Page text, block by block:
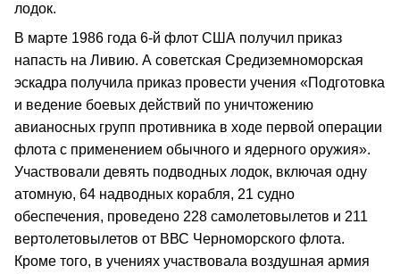
лодок.
В марте 1986 года 6-й флот США получил приказ
напасть на Ливию. А советская Средиземноморская
эскадра получила приказ провести учения «Подготовка
и ведение боевых действий по уничтожению
авианосных групп противника в ходе первой операции
флота с применением обычного и ядерного оружия».
Участвовали девять подводных лодок, включая одну
атомную, 64 надводных корабля, 21 судно
обеспечения, проведено 228 самолетовылетов и 211
вертолетовылетов от ВВС Черноморского флота.
Кроме того, в учениях участвовала воздушная армия